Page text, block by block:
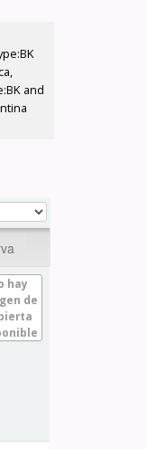
and
hay
de